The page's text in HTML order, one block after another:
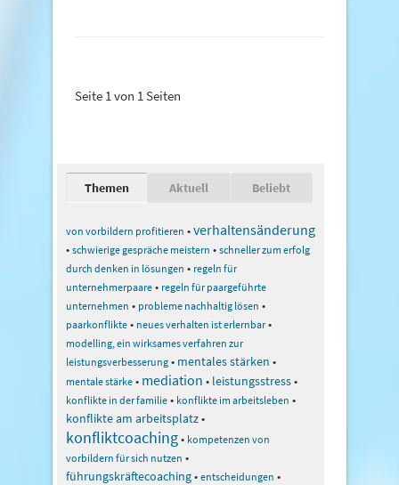
Seite 1 von 1 Seiten
Themen Aktuell Beliebt
von vorbildern profitieren •verhaltensänderung
• schwierige gespräche meistern • schneller zum erfolg
durch denken in lösungen • regeln für
unternehmerpaare • regeln für paargeführte
unternehmen • probleme nachhaltig lösen •
paarkonflikte • neues verhalten ist erlernbar•
modelling, ein wirksames verfahren zur
leistungsverbesserung • mentales stärken •
mentale stärke • mediation • leistungsstress•
konflikte in der familie • konflikte im arbeitsleben •
konflikte am arbeitsplatz•
konfliktcoaching• kompetenzen von
vorbildern für sich nutzen •
führungskräftecoaching• entscheidungen •